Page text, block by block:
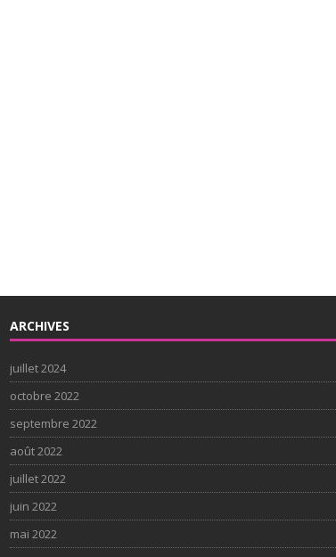
ARCHIVES
juillet 2024
octobre 2022
septembre 2022
août 2022
juillet 2022
juin 2022
mai 2022